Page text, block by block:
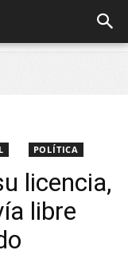
POLÍTICA
licencia,
libre